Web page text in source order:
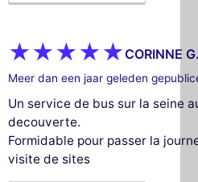
CORINNE G.
Meer dan een jaar geleden
Un service de bus sur la seine
decouverte.
Formidable pour passer la
visite de sites